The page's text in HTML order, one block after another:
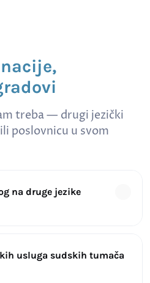
treba — drugi jezički
poslovnicu u svom
na druge jezike
usluga sudskih tumača